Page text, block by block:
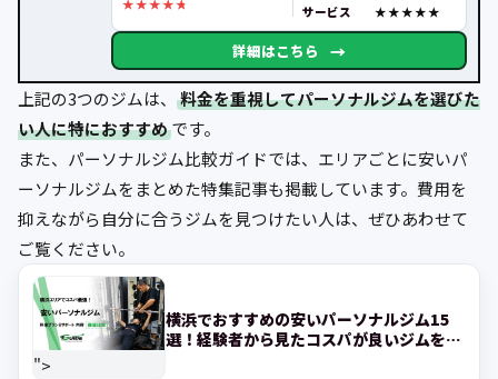
サービス
詳細はこちら →
上記の3つのジムは、
料金を重視してパーソナルジムを選びた
い人に特におすすめです。
また、パーソナルジム比較ガイドでは、エリアごとに安いパ
ーソナルジムをまとめた特集記事も掲載しています。費用を
抑えながら自分に合うジムを見つけたい人は、ぜひあわせて
ご覧ください。
">
横浜でおすすめの安いパーソナルジム15
選！経験者から見たコスパが良いジムを紹